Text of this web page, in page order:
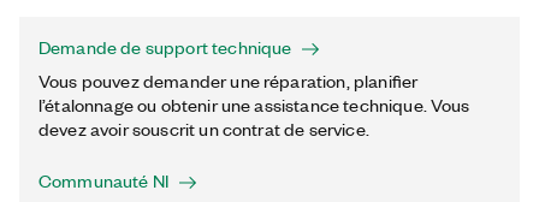
Demande de support technique
Vous pouvez demander une réparation, planifier
l’étalonnage ou obtenir une assistance technique. Vous
devez avoir souscrit un contrat de service.
Communauté NI